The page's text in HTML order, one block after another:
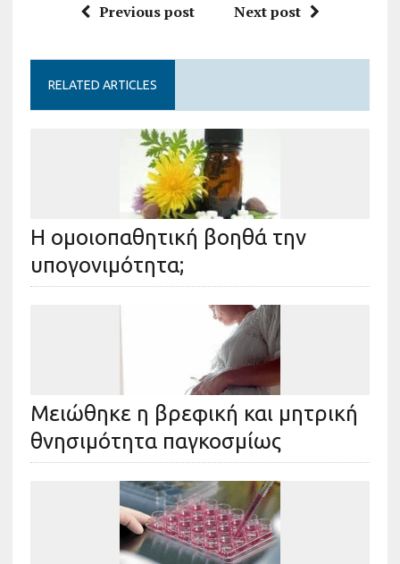
Previous post Next post
RELATED ARTICLES
Η ομοιοπαθητική βοηθά την
υπογονιμότητα;
Μειώθηκε η βρεφική και μητρική
θνησιμότητα παγκοσμίως